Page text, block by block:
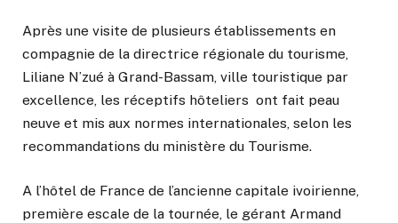
Après une visite de plusieurs établissements en
compagnie de la directrice régionale du tourisme,
Liliane N’zué à Grand-Bassam, ville touristique par
excellence, les réceptifs hôteliers ont fait peau
neuve et mis aux normes internationales, selon les
recommandations du ministère du Tourisme.
A l’hôtel de France de l’ancienne capitale ivoirienne,
première escale de la tournée, le gérant Armand